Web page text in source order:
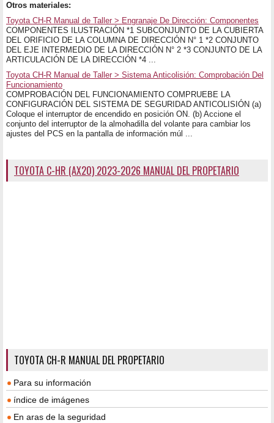
Otros materiales:
Toyota CH-R Manual de Taller > Engranaje De Dirección: Componentes
COMPONENTES ILUSTRACIÓN *1 SUBCONJUNTO DE LA CUBIERTA
DEL ORIFICIO DE LA COLUMNA DE DIRECCIÓN N° 1 *2 CONJUNTO
DEL EJE INTERMEDIO DE LA DIRECCIÓN N° 2 *3 CONJUNTO DE LA
ARTICULACIÓN DE LA DIRECCIÓN *4 ...
Toyota CH-R Manual de Taller > Sistema Anticolisión: Comprobación Del
Funcionamiento
COMPROBACIÓN DEL FUNCIONAMIENTO COMPRUEBE LA
CONFIGURACIÓN DEL SISTEMA DE SEGURIDAD ANTICOLISIÓN (a)
Coloque el interruptor de encendido en posición ON. (b) Accione el
conjunto del interruptor de la almohadilla del volante para cambiar los
ajustes del PCS en la pantalla de información múl ...
TOYOTA C-HR (AX20) 2023-2026 MANUAL DEL PROPETARIO
TOYOTA CH-R MANUAL DEL PROPETARIO
Para su información
índice de imágenes
En aras de la seguridad